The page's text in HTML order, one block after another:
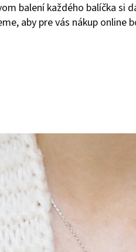
balení každého balíčka si
aby pre vás nákup online